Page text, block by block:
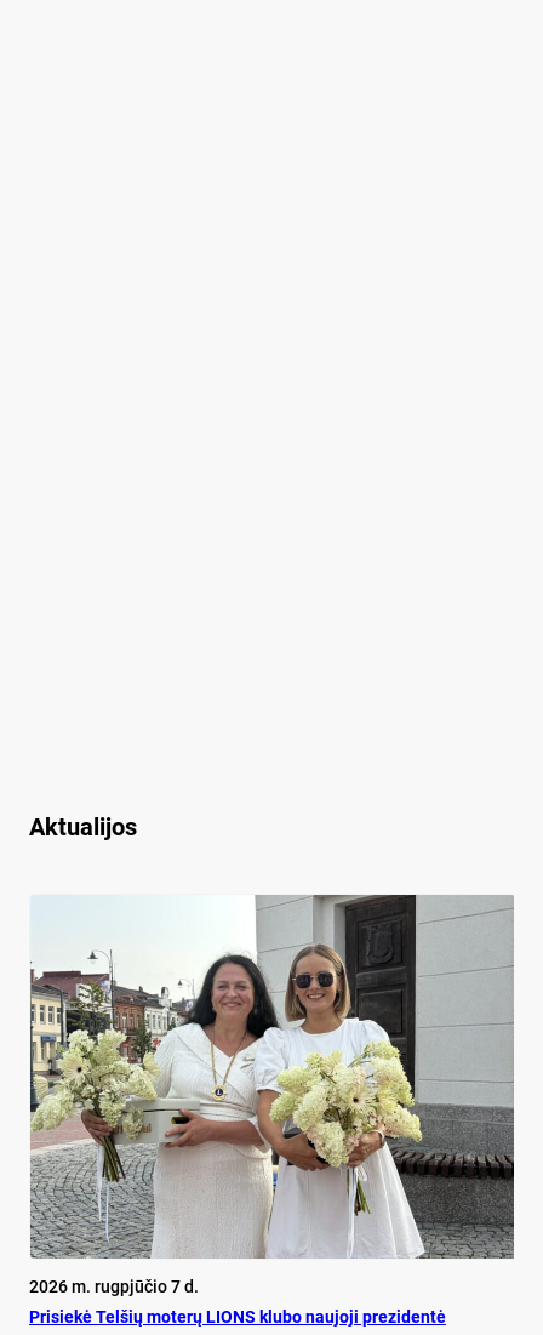
Aktualijos
2026 m. rugpjūčio 7 d.
Pri­siekė Tel­šių mo­terų LIONS klu­bo nau­jo­ji pre­zi­dentė